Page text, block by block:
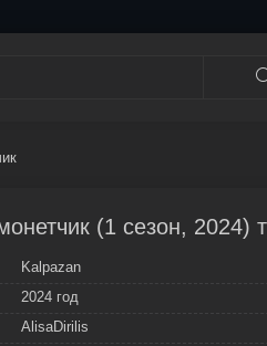
(1 сезон, 2024)
Kalpazan
2024 год
AlisaDirilis